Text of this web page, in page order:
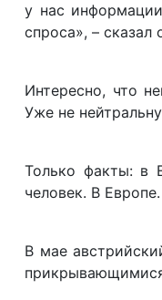
у нас
спроса», – сказал
Интересно, что
Уже не
Только факты: в
человек. В Европе.
В мае